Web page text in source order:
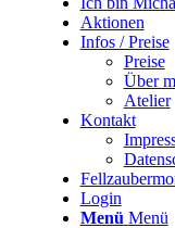
Aktionen
Infos / Preise
Preise
Über
Atelier
Kontakt
Login
Menü Menü